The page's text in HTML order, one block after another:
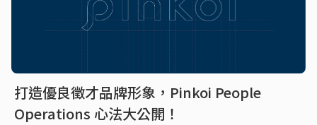
打造優良徵才品牌形象，Pinkoi People
Operations 心法大公開！